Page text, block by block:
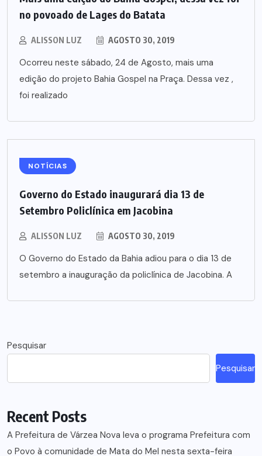
no povoado de Lages do Batata
ALISSON LUZ AGOSTO 30, 2019
Ocorreu neste sábado, 24 de Agosto, mais uma
edição do projeto Bahia Gospel na Praça. Dessa vez ,
foi realizado
NOTÍCIAS
Governo do Estado inaugurará dia 13 de
Setembro Policlínica em Jacobina
ALISSON LUZ AGOSTO 30, 2019
O Governo do Estado da Bahia adiou para o dia 13 de
setembro a inauguração da policlínica de Jacobina. A
Pesquisar
Pesquisar
Recent Posts
A Prefeitura de Várzea Nova leva o programa Prefeitura com
o Povo à comunidade de Mata do Mel nesta sexta-feira